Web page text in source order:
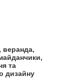
веранда,
та
дизайну